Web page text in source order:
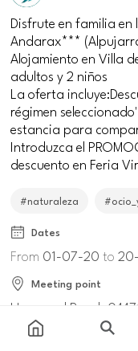
Disfrute en familia
Andarax***
Alojamiento en Villa
adultos y 2 niños
La oferta
régimen
estancia para
Introduzca el
descuento en Feria
#naturaleza
Dates
From 01-07-20to
Meeting point
Unnamed Road,
Almería, España